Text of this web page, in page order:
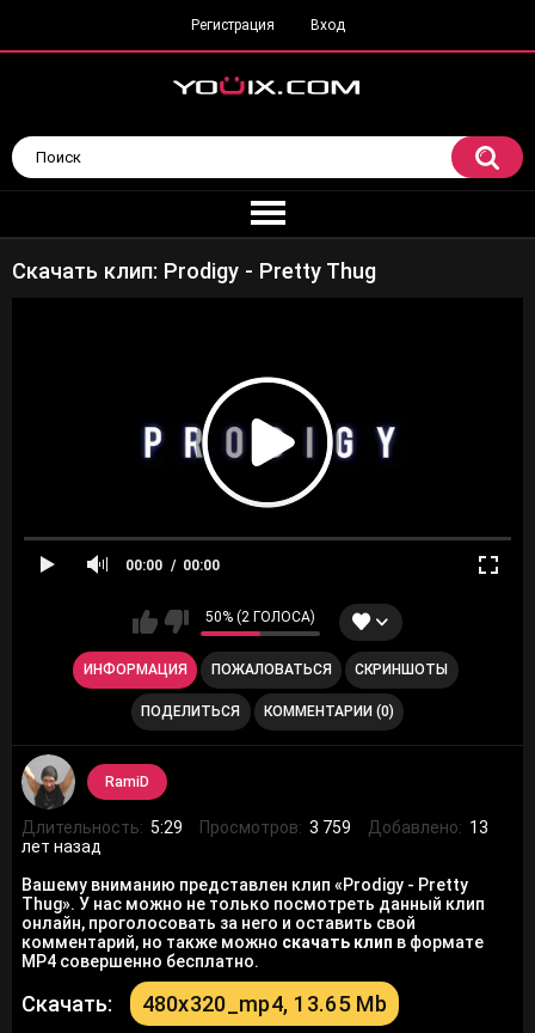
Регистрация Вход
Скачать клип: Prodigy - Pretty Thug
00:00 00:00
50% (2 ГОЛОСА)
ИНФОРМАЦИЯ ПОЖАЛОВАТЬСЯ СКРИНШОТЫ
ПОДЕЛИТЬСЯ КОММЕНТАРИИ (0)
RamiD
Длительность: 5:29 Просмотров: 3 759 Добавлено: 13
лет назад
Вашему вниманию представлен клип «Prodigy - Pretty
Thug». У нас можно не только посмотреть данный клип
онлайн, проголосовать за него и оставить свой
комментарий, но также можно скачать клип в формате
MP4 совершенно бесплатно.
Скачать: 480x320_mp4, 13.65 Mb